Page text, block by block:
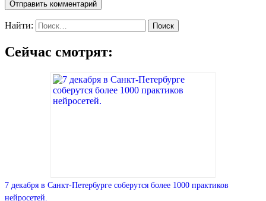
Найти:
Сейчас смотрят:
7 декабря в Санкт-Петербурге соберутся более 1000 практиков
нейросетей.